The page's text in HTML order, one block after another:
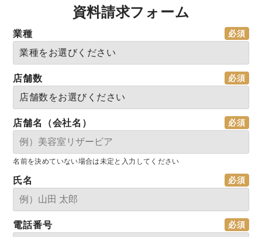
資料請求フォーム
業種
店舗数
店舗名（会社名）
名前を決めていない場合は未定と入力してください
氏名
電話番号